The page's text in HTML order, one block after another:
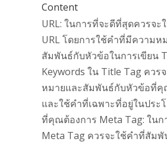
Content
URL: ในการที่จะดีที่สุดควรจะ
URL โดยการใช้คำที่มีความห
สัมพันธ์กับหัวข้อในการเขียน
Keywords ใน Title Tag ควร
หมายและสัมพันธ์กับหัวข้อที่
และใช้คำที่เฉพาะที่อยู่ในประ
ที่คุณต้องการ Meta Tag: ในก
Meta Tag ควรจะใช้คำที่สัม